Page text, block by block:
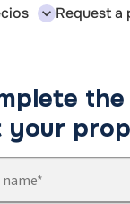
Request a
your